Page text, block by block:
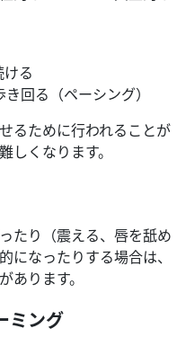
る
回る（ペーシング）
るために行われることが
しくなります。
たり（震える、唇を舐め
になったりする場合は、
あります。
ミング